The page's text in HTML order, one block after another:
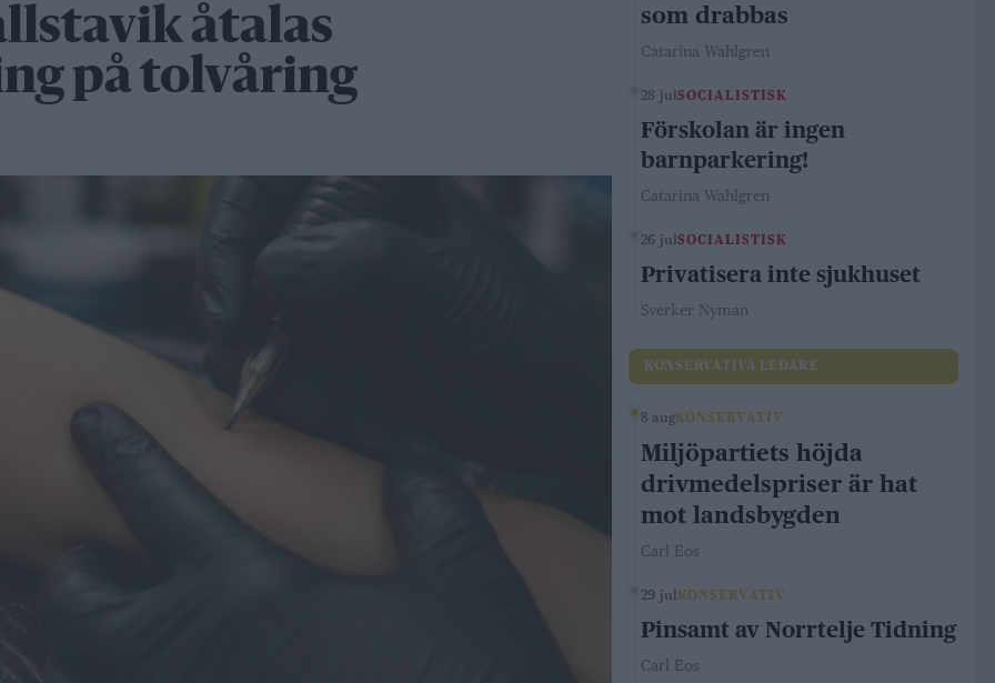
åtalas
på tolvåring
som drabbas
Catarina Wahlgren
28 julSOCIALISTISK
Förskolan är ingen
barnparkering!
Catarina Wahlgren
26 julSOCIALISTISK
Privatisera inte sjukhuset
Sverker Nyman
KONSERVATIVA LEDARE
8 aug KONSERVATIV
Miljöpartiets höjda
drivmedelspriser är hat
mot landsbygden
Carl Eos
29 jul KONSERVATIV
Pinsamt av Norrtelje Tidning
Carl Eos